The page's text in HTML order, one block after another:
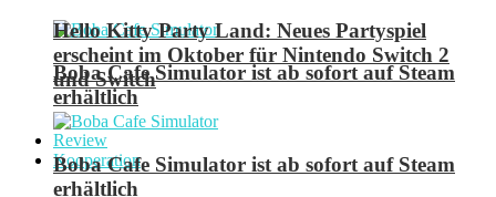
Boba Cafe Simulator ist ab sofort auf Steam
erhältlich
Review
Kooperation
Hello Kitty Party Land: Neues Partyspiel
erscheint im Oktober für Nintendo Switch 2
und Switch
Boba Cafe Simulator ist ab sofort auf Steam
erhältlich